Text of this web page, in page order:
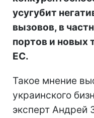
усугубит
вызовов, в
портов и новых
ЕС.
Такое мнение
украинского
эксперт Андрей